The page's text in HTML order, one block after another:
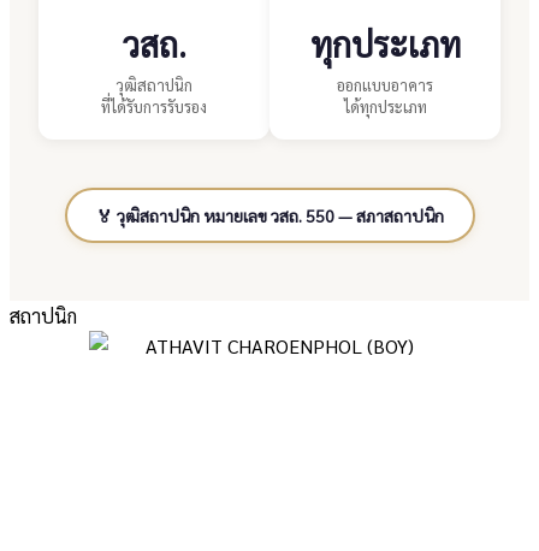
วสถ.
วุฒิสถาปนิก
ที่ได้รับการรับรอง
ทุกประเภท
ออกแบบอาคาร
ได้ทุกประเภท
🏅 วุฒิสถาปนิก หมายเลข วสถ. 550 — สภาสถาปนิก
สถาปนิก